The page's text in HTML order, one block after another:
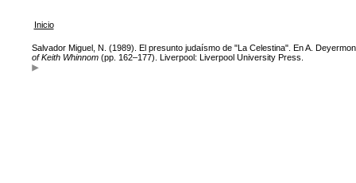
Inicio
Salvador Miguel, N. (1989). El presunto judaísmo de "La Celestina". En A.
of Keith Whinnom(pp. 162–177). Liverpool: Liverpool University Press.